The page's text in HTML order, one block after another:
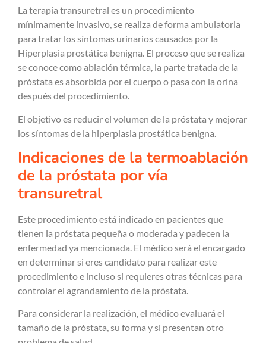
La terapia transuretral es un procedimiento
mínimamente invasivo, se realiza de forma ambulatoria
para tratar los síntomas urinarios causados por la
Hiperplasia prostática benigna. El proceso que se realiza
se conoce como ablación térmica, la parte tratada de la
próstata es absorbida por el cuerpo o pasa con la orina
después del procedimiento.
El objetivo es reducir el volumen de la próstata y mejorar
los síntomas de la hiperplasia prostática benigna.
Indicaciones de la termoablación
de la próstata por vía
transuretral
Este procedimiento está indicado en pacientes que
tienen la próstata pequeña o moderada y padecen la
enfermedad ya mencionada. El médico será el encargado
en determinar si eres candidato para realizar este
procedimiento e incluso si requieres otras técnicas para
controlar el agrandamiento de la próstata.
Para considerar la realización, el médico evaluará el
tamaño de la próstata, su forma y si presentan otro